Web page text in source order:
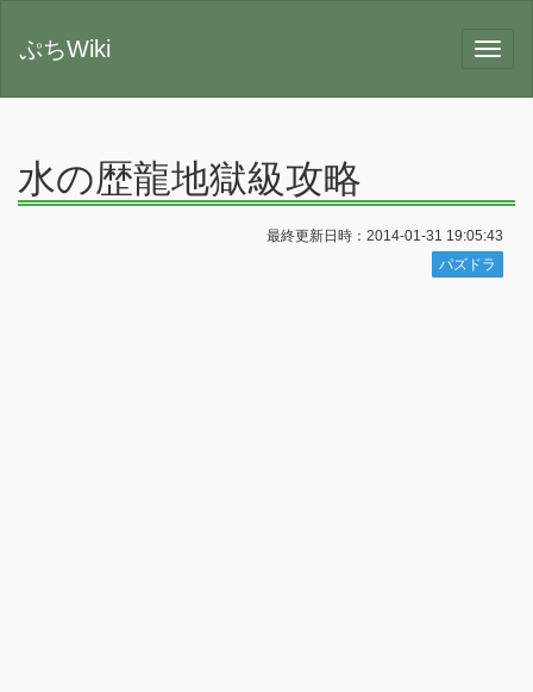
ぷちWiki
水の歴龍地獄級攻略
最終更新日時：2014-01-31 19:05:43
パズドラ